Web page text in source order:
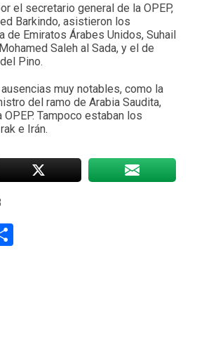
el secretario general de la OPEP,
Barkindo, asistieron los
de Emiratos Árabes Unidos, Suhail
Saleh al Sada, y el de
Pino.
muy notables, como la
del ramo de Arabia Saudita,
Tampoco estaban los
e Irán.